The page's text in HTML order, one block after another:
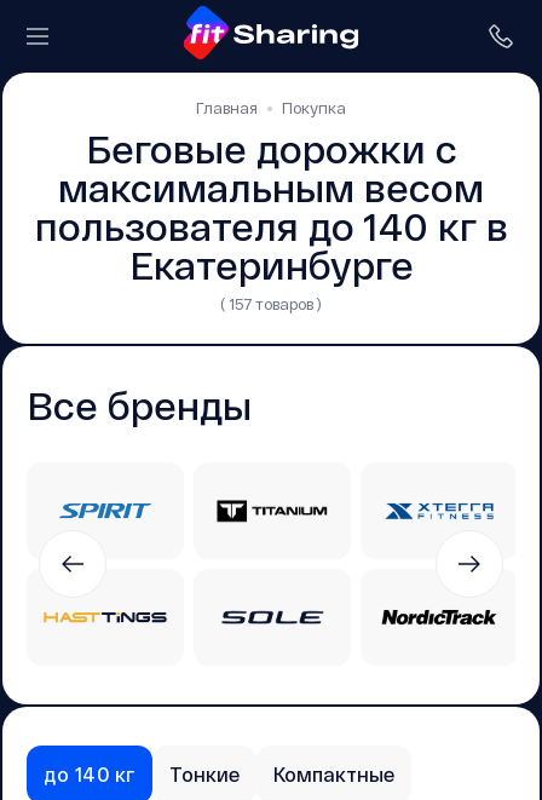
Главная Покупка
Беговые дорожки с
максимальным весом
пользователя до 140 кг в
Екатеринбурге
( 157 товаров )
Все бренды
до 140 кг Тонкие Компактные